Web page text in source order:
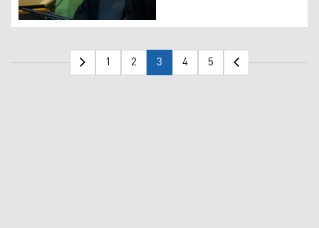
Rûhanî: Amerika dixwaze rejîma Îranê biguherîne
1 2 3 4 5